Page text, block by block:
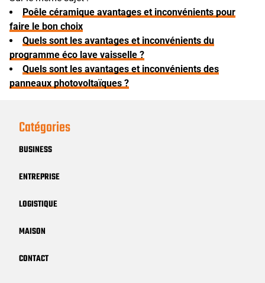
Poêle céramique avantages et inconvénients pour
faire le bon choix
Quels sont les avantages et inconvénients du
programme éco lave vaisselle ?
Quels sont les avantages et inconvénients des
panneaux photovoltaïques ?
Catégories
BUSINESS
ENTREPRISE
LOGISTIQUE
MAISON
CONTACT